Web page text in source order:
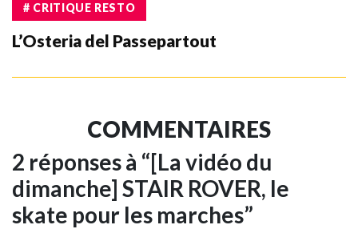
# CRITIQUE RESTO
L’Osteria del Passepartout
COMMENTAIRES
2 réponses à “[La vidéo du
dimanche] STAIR ROVER, le
skate pour les marches”